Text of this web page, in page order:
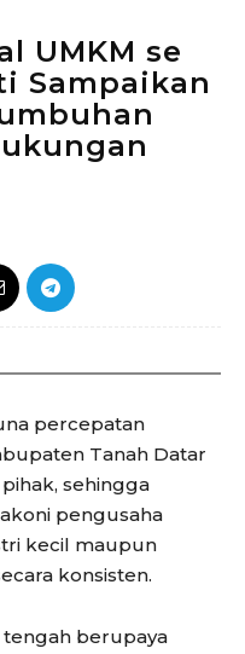
UMKM se
Sampaikan
percepatan
Tanah Datar
sehingga
pengusaha
kecil maupun
konsisten.
tengah berupaya